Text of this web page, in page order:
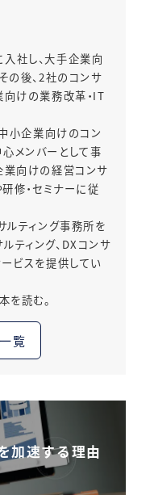
社し、大手企業向
の後、2社のコンサ
向けの業務改革・IT
小企業向けのコン
メンバーとして事
業向けの経営コンサ
修・セミナーに従
ルティング事務所を
ティング、DXコンサ
ービスを提供してい
を読む。
覧
加速する理由